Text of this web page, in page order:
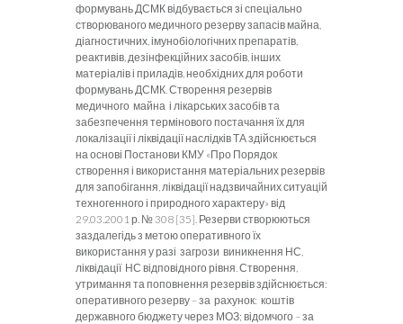
формувань ДСМК відбувається зі спеціально
створюваного медичного резерву запасів майна,
діагностичних, імунобіологічних препаратів,
реактивів, дезінфекційних засобів, інших
матеріалів і приладів, необхідних для роботи
формувань ДСМК. Створення резервів
медичного майна і лікарських засобів та
забезпечення термінового постачання їх для
локалізації і ліквідації наслідків ТА здійснюється
на основі Постанови КМУ «Про Порядок
створення і використання матеріальних резервів
для запобігання, ліквідації надзвичайних ситуацій
техногенного і природного характеру» від
29.03.2001 р. № 308 [35]. Резерви створюються
заздалегідь з метою оперативного їх
використання у разі загрози виникнення НС,
ліквідації НС відповідного рівня. Створення,
утримання та поповнення резервів здійснюється:
оперативного резерву – за рахунок: коштів
державного бюджету через МОЗ; відомчого – за